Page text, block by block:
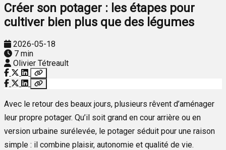
Créer son potager : les étapes pour
cultiver bien plus que des légumes
2026-05-18
7 min
Olivier Tétreault
Avec le retour des beaux jours, plusieurs rêvent d’aménager
leur propre potager. Qu’il soit grand en cour arrière ou en
version urbaine surélevée, le potager séduit pour une raison
simple : il combine plaisir, autonomie et qualité de vie.